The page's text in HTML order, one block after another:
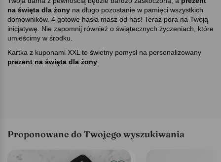
na święta dla żony na długo pozostanie w pamięci wszystkich
domowników. 4 gotowe hasła masz od nas! Teraz pora na Twoją
inicjatywę. Nie zapomnij również o świątecznych życzeniach, które
umieścimy w środku.
Kartka z kuponami XXL to świetny pomysł na personalizowany
prezent na święta dla żony
Proponowane do Twojego wyszukiwania